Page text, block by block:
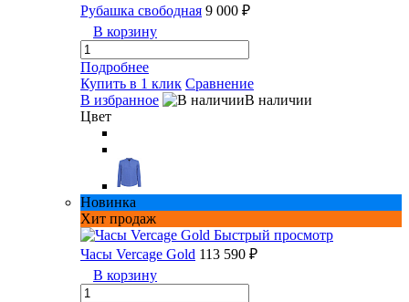
Рубашка свободная 9 000 ₽
В корзину
Подробнее
Купить в 1 клик Сравнение
В избранное
В наличии
Цвет
Новинка
Хит продаж
Быстрый просмотр
Часы Vercage Gold 113 590 ₽
В корзину